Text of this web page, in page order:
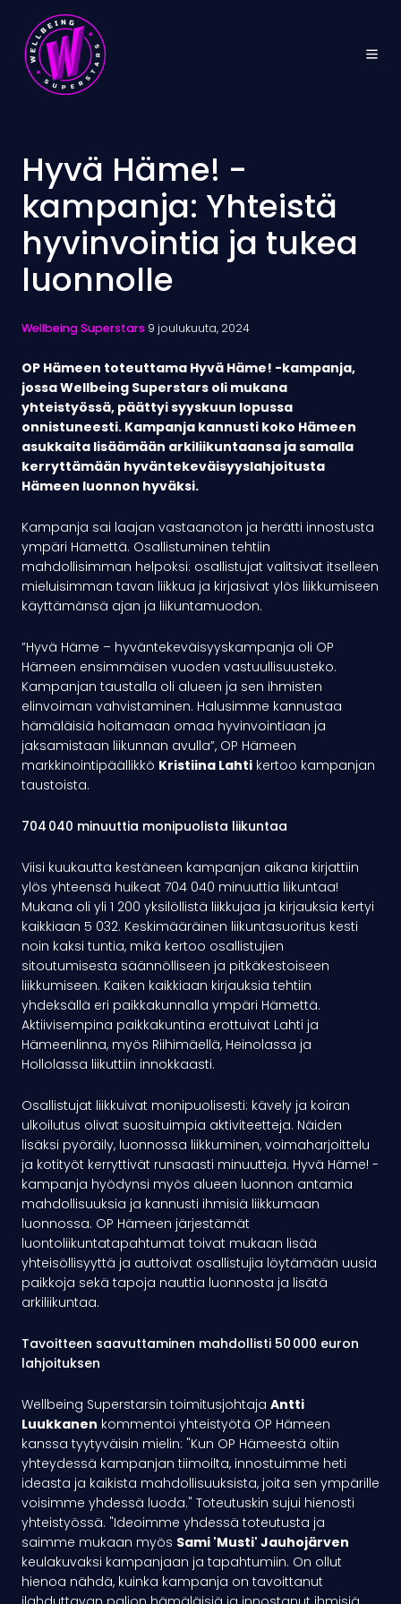
Hyvä Häme! -
kampanja: Yhteistä
hyvinvointia ja tukea
luonnolle
Wellbeing Superstars 9 joulukuuta, 2024
OP Hämeen toteuttama Hyvä Häme! -kampanja,
jossa Wellbeing Superstars oli mukana
yhteistyössä, päättyi syyskuun lopussa
onnistuneesti. Kampanja kannusti koko Hämeen
asukkaita lisäämään arkiliikuntaansa ja samalla
kerryttämään hyväntekeväisyyslahjoitusta
Hämeen luonnon hyväksi.
Kampanja sai laajan vastaanoton ja herätti innostusta
ympäri Hämettä. Osallistuminen tehtiin
mahdollisimman helpoksi: osallistujat valitsivat itselleen
mieluisimman tavan liikkua ja kirjasivat ylös liikkumiseen
käyttämänsä ajan ja liikuntamuodon.
”Hyvä Häme – hyväntekeväisyyskampanja oli OP
Hämeen ensimmäisen vuoden vastuullisuusteko.
Kampanjan taustalla oli alueen ja sen ihmisten
elinvoiman vahvistaminen. Halusimme kannustaa
hämäläisiä hoitamaan omaa hyvinvointiaan ja
jaksamistaan liikunnan avulla”, OP Hämeen
markkinointipäällikkö Kristiina Lahti kertoo kampanjan
taustoista.
704 040 minuuttia monipuolista liikuntaa
Viisi kuukautta kestäneen kampanjan aikana kirjattiin
ylös yhteensä huikeat 704 040 minuuttia liikuntaa!
Mukana oli yli 1 200 yksilöllistä liikkujaa ja kirjauksia kertyi
kaikkiaan 5 032. Keskimääräinen liikuntasuoritus kesti
noin kaksi tuntia, mikä kertoo osallistujien
sitoutumisesta säännölliseen ja pitkäkestoiseen
liikkumiseen. Kaiken kaikkiaan kirjauksia tehtiin
yhdeksällä eri paikkakunnalla ympäri Hämettä.
Aktiivisempina paikkakuntina erottuivat Lahti ja
Hämeenlinna, myös Riihimäellä, Heinolassa ja
Hollolassa liikuttiin innokkaasti.
Osallistujat liikkuivat monipuolisesti: kävely ja koiran
ulkoilutus olivat suosituimpia aktiviteetteja. Näiden
lisäksi pyöräily, luonnossa liikkuminen, voimaharjoittelu
ja kotityöt kerryttivät runsaasti minuutteja. Hyvä Häme! -
kampanja hyödynsi myös alueen luonnon antamia
mahdollisuuksia ja kannusti ihmisiä liikkumaan
luonnossa. OP Hämeen järjestämät
luontoliikuntatapahtumat toivat mukaan lisää
yhteisöllisyyttä ja auttoivat osallistujia löytämään uusia
paikkoja sekä tapoja nauttia luonnosta ja lisätä
arkiliikuntaa.
Tavoitteen saavuttaminen mahdollisti 50 000 euron
lahjoituksen
Wellbeing Superstarsin toimitusjohtaja Antti
Luukkanen kommentoi yhteistyötä OP Hämeen
kanssa tyytyväisin mielin: "Kun OP Hämeestä oltiin
yhteydessä kampanjan tiimoilta, innostuimme heti
ideasta ja kaikista mahdollisuuksista, joita sen ympärille
voisimme yhdessä luoda." Toteutuskin sujui hienosti
yhteistyössä. "Ideoimme yhdessä toteutusta ja
saimme mukaan myös Sami 'Musti' Jauhojärven
keulakuvaksi kampanjaan ja tapahtumiin. On ollut
hienoa nähdä, kuinka kampanja on tavoittanut